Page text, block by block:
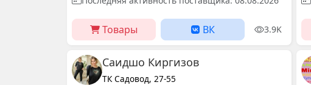
Товары ВК 3.9K
Саидшо Киргизов
ТК Садовод, 27-55